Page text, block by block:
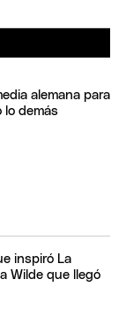
alemana para
lo demás
inspiró La
Wilde que llegó